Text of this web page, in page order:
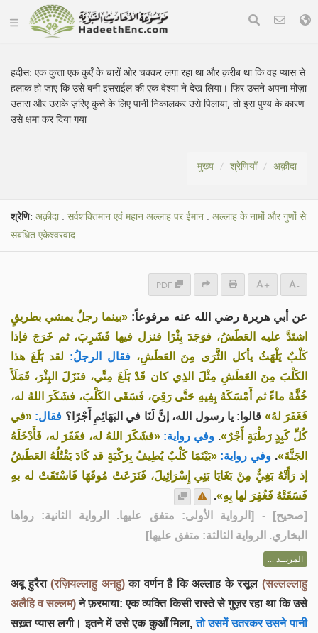
हदीस:एक कुत्ता एक कुएँ के चारों ओर चक्कर लगा रहा था और क़रीब था कि वह प्यास से
हलाक हो जाए कि उसे बनी इसराईल की एक वेश्या ने देख लिया। फिर उसने अपना मोज़ा
उतारा और उसके ज़रिए कुत्ते के लिए पानी निकालकर उसे पिलाया, तो इस पुण्य के कारण
उसे क्षमा कर दिया गया
मुख्य श्रेणियाँ अक़ीदा
श्रेणि: अक़ीदा. सर्वशक्तिमान एवं महान अल्लाह पर ईमान . अल्लाह के नामों और गुणों से
संबंधित एकेश्वरवाद .
PDF + -
عن أبي هريرة رضي الله عنه مرفوعاً: «بينما رجلٌ يمشي بطريقٍ
اشتَدَّ عليه العَطَشُ، فوَجَدَ بِئْرًا فنزل فيها فَشَرِبَ، ثم خَرَجَ فإذا
كَلْبٌ يَلْهَثُ يأكل الثَّرَى مِنَ العَطَشِ، فقال الرجلُ: لقد بَلَغَ هذا
الكَلْبَ مِنَ العَطَشِ مِثْلَ الذِي كان قَدْ بَلَغَ مِنِّي، فنَزَلَ البِئْرَ، فَمَلَأَ
خُفَّهُ ماءً ثم أَمْسَكَهُ بِفِيهِ حَتَّى رَقِيَ، فَسَقَى الكَلْبَ، فشَكَرَ اللهُ له،
فَغَفَرَ لهُ» قالوا: يا رسول الله، إنَّ لَنَا في البَهَائِمِ أَجْرًا؟ فقال: «في
كُلِّ كَبِدٍ رَطْبَةٍ أَجْرٌ». وفي رواية: «فشَكَرَ اللهُ له، فغَفَرَ له، فَأَدْخَلَهُ
الجَنَّةَ». وفي رواية: «بَيْنَمَا كَلْبٌ يُطِيفُ بِرَكْيَةٍ قد كَادَ يَقْتُلُهُ العَطَشُ
إذ رَأَتْهُ بَغِيٌّ مِنْ بَغَايَا بَنِي إِسْرَائِيلَ، فَنَزَعَتْ مُوقَهَا فَاسْتَقَتْ له بهِ
فَسَقَتْهُ فَغُفِرَ لها بِهِ».
[صحيح] - [الرواية الأولى: متفق عليها. الرواية الثانية: رواها
البخاري. الرواية الثالثة: متفق عليها]
المزيــد ...
अबू हुरैरा(रज़ियल्लाहु अनहु)का वर्णन है कि अल्लाह के रसूल(सल्लल्लाहु
अलैहि व सल्लम)ने फ़रमाया: एक व्यक्ति किसी रास्ते से गुज़र रहा था कि उसे
सख़्त प्यास लगी। इतने में उसे एक कुआँ मिला, तो उसमें उतरकर उसने पानी